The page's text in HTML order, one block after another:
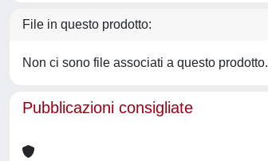
File in questo prodotto:
Non ci sono file associati a questo prodotto.
Pubblicazioni consigliate